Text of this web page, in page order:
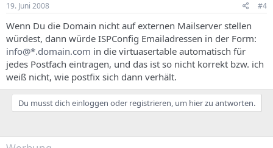
19. Juni 2008 #4
Wenn Du die Domain nicht auf externen Mailserver stellen
würdest, dann würde ISPConfig Emailadressen in der Form:
info@*.domain.com in die virtuasertable automatisch für
jedes Postfach eintragen, und das ist so nicht korrekt bzw. ich
weiß nicht, wie postfix sich dann verhält.
Du musst dich einloggen oder registrieren, um hier zu antworten.